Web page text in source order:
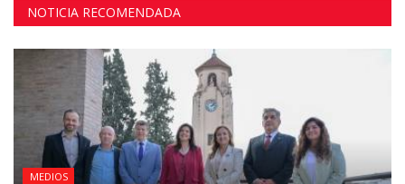
NOTICIA RECOMENDADA
MEDIOS